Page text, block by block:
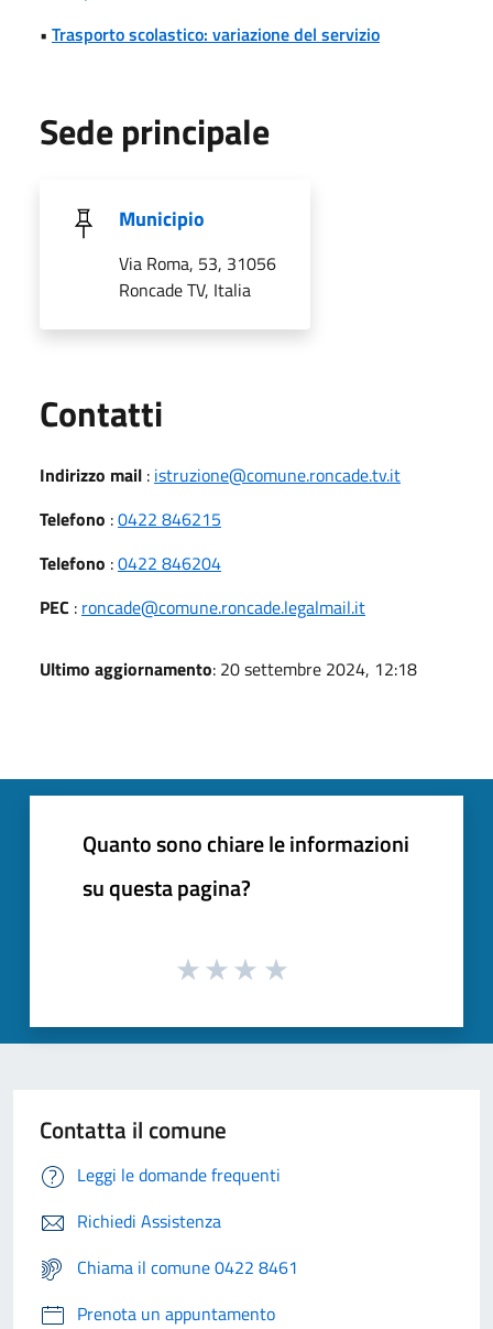
• Trasporto scolastico: variazione del servizio
Sede principale
Municipio
Via Roma, 53, 31056
Roncade TV, Italia
Contatti
Indirizzo mail : istruzione@comune.roncade.tv.it
Telefono :0422 846215
Telefono :0422 846204
PEC : roncade@comune.roncade.legalmail.it
Ultimo aggiornamento: 20 settembre 2024, 12:18
Quanto sono chiare le informazioni
su questa pagina?
Contatta il comune
Leggi le domande frequenti
Richiedi Assistenza
Chiama il comune 0422 8461
Prenota un appuntamento